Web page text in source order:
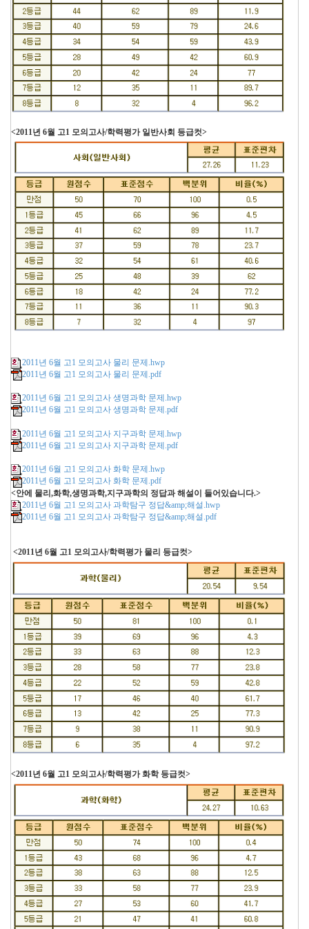
<2011년 6월 고1 모의고사/학력평가 일반사회 등급컷>
2011년 6월 고1 모의고사 물리 문제.hwp
2011년 6월 고1 모의고사 물리 문제.pdf
2011년 6월 고1 모의고사 생명과학 문제.hwp
2011년 6월 고1 모의고사 생명과학 문제.pdf
2011년 6월 고1 모의고사 지구과학 문제.hwp
2011년 6월 고1 모의고사 지구과학 문제.pdf
2011년 6월 고1 모의고사 화학 문제.hwp
2011년 6월 고1 모의고사 화학 문제.pdf
<안에 물리,화학,생명과학,지구과학의 정답과 해설이 들어있습니다.>
2011년 6월 고1 모의고사 과학탐구 정답&amp;해설.hwp
2011년 6월 고1 모의고사 과학탐구 정답&amp;해설.pdf
<2011년 6월 고1 모의고사/학력평가 물리 등급컷>
<2011년 6월 고1 모의고사/학력평가 화학 등급컷>